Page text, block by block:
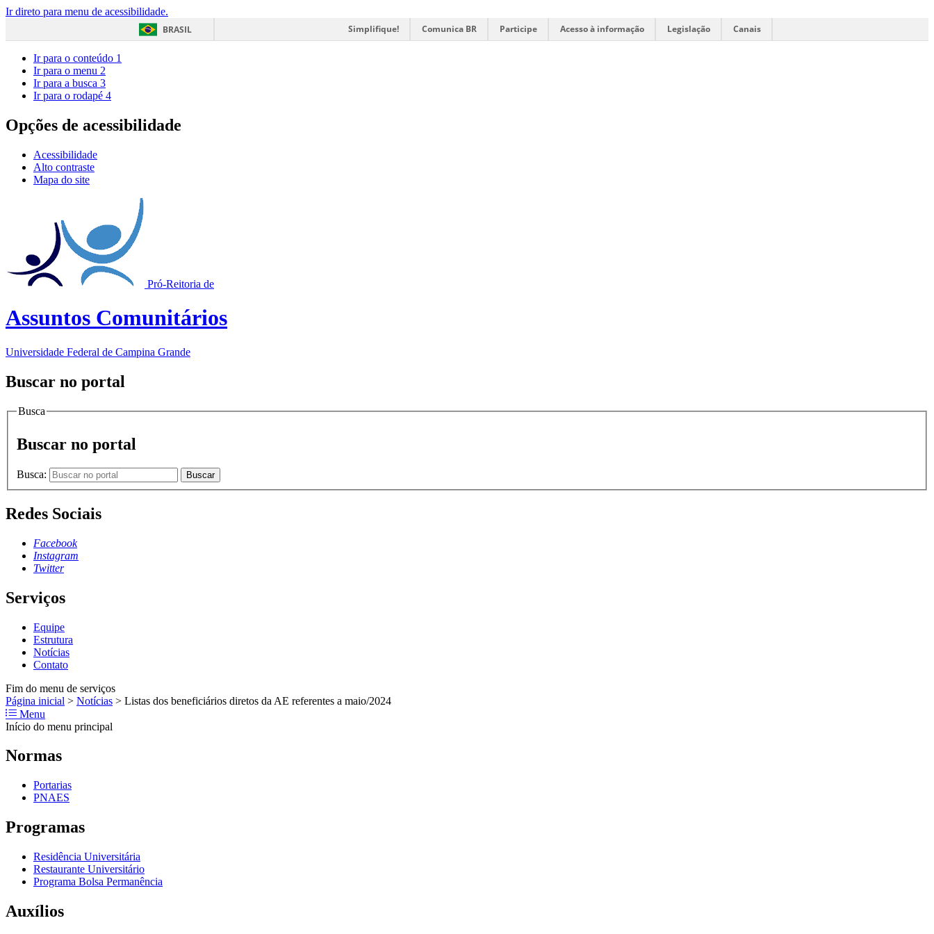
Ir direto para menu de acessibilidade.
BRASIL
Simplifique! Comunica BR Participe Acesso à informação Legislação Canais
Ir para o conteúdo 1
Ir para o menu 2
Ir para a busca 3
Ir para o rodapé 4
Opções de acessibilidade
Acessibilidade
Alto contraste
Mapa do site
Pró-Reitoria de
Assuntos Comunitários
Universidade Federal de Campina Grande
Buscar no portal
Busca
Buscar no portal
Busca: Buscar
Redes Sociais
Facebook
Instagram
Twitter
Serviços
Equipe
Estrutura
Notícias
Contato
Fim do menu de serviços
Página inicial > Notícias > Listas dos beneficiários diretos da AE referentes a maio/2024
Menu
Início do menu principal
Normas
Portarias
PNAES
Programas
Residência Universitária
Restaurante Universitário
Programa Bolsa Permanência
Auxílios